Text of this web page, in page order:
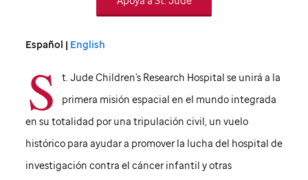
Español | English
S
t. Jude Children's Research Hospital se unirá a la
primera misión espacial en el mundo integrada
en su totalidad por una tripulación civil, un vuelo
histórico para ayudar a promover la lucha del hospital de
investigación contra el cáncer infantil y otras